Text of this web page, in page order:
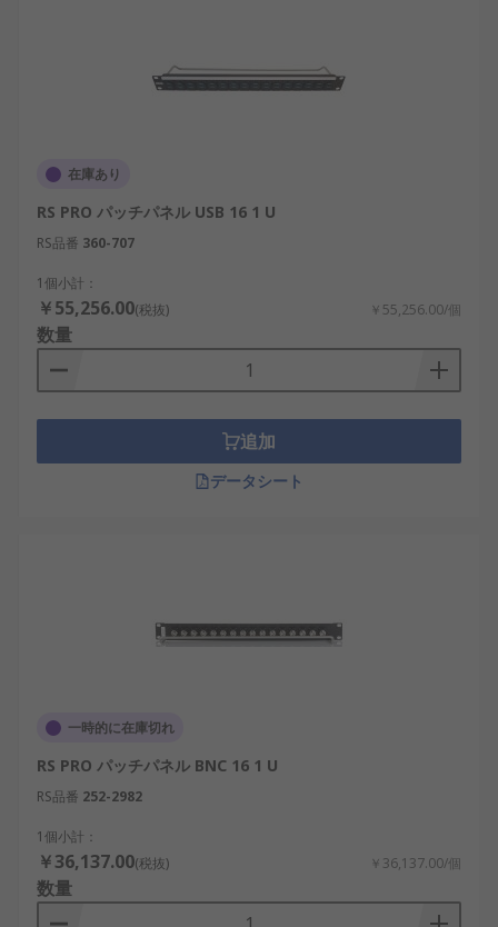
在庫あり
RS PRO パッチパネル USB 16 1 U
RS品番 360-707
1個小計：
￥55,256.00(税抜) ￥55,256.00/個
数量
追加
データシート
一時的に在庫切れ
RS PRO パッチパネル BNC 16 1 U
RS品番 252-2982
1個小計：
￥36,137.00(税抜) ￥36,137.00/個
数量